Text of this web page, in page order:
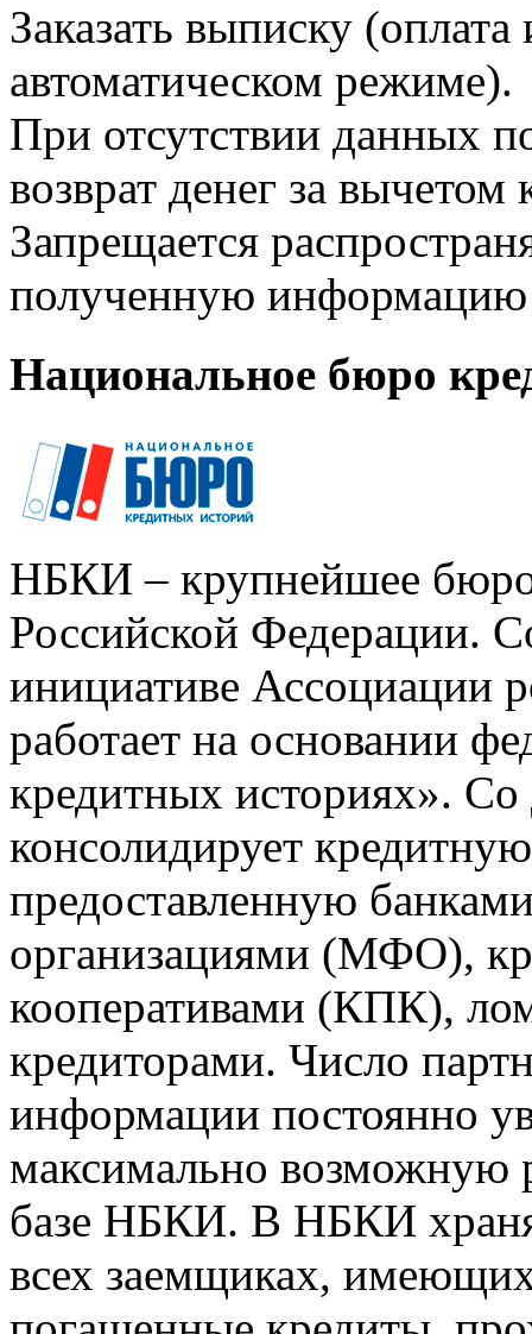
Заказать выписку
автоматическом режиме).
При отсутствии данных
возврат денег за
Запрещается
полученную информацию
Национальное бюро
НБКИ – крупнейшее
Российской Федерации.
инициативе Ассоциации
работает на основании
кредитных историях».
консолидирует
предоставленную
организациями (МФО),
кооперативами (КПК),
кредиторами. Число
информации постоянно
максимально возможную
базе НБКИ. В НБКИ
всех заемщиках,